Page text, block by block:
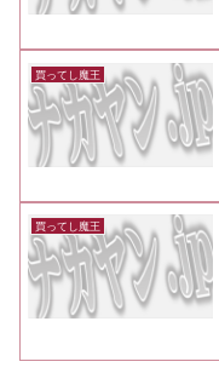
買ってし魔王
買ってし魔王